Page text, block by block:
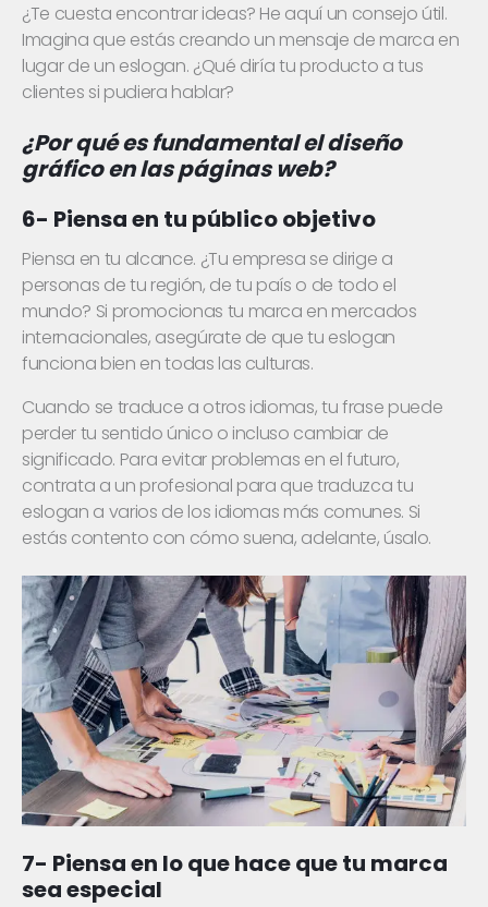
¿Te cuesta encontrar ideas? He aquí un consejo útil.
Imagina que estás creando un mensaje de marca en
lugar de un eslogan. ¿Qué diría tu producto a tus
clientes si pudiera hablar?
¿Por qué es fundamentalel diseño
gráfico en las páginas web?
6- Piensa en tu público objetivo
Piensa en tu alcance. ¿Tu empresa se dirige a
personas de tu región, de tu país o de todo el
mundo? Si promocionas tu marca en mercados
internacionales, asegúrate de que tu eslogan
funciona bien en todas las culturas.
Cuando se traduce a otros idiomas, tu frase puede
perder tu sentido único o incluso cambiar de
significado. Para evitar problemas en el futuro,
contrata a un profesional para que traduzca tu
eslogan a varios de los idiomas más comunes. Si
estás contento con cómo suena, adelante, úsalo.
7- Piensa en lo que hace que tu marca
sea especial